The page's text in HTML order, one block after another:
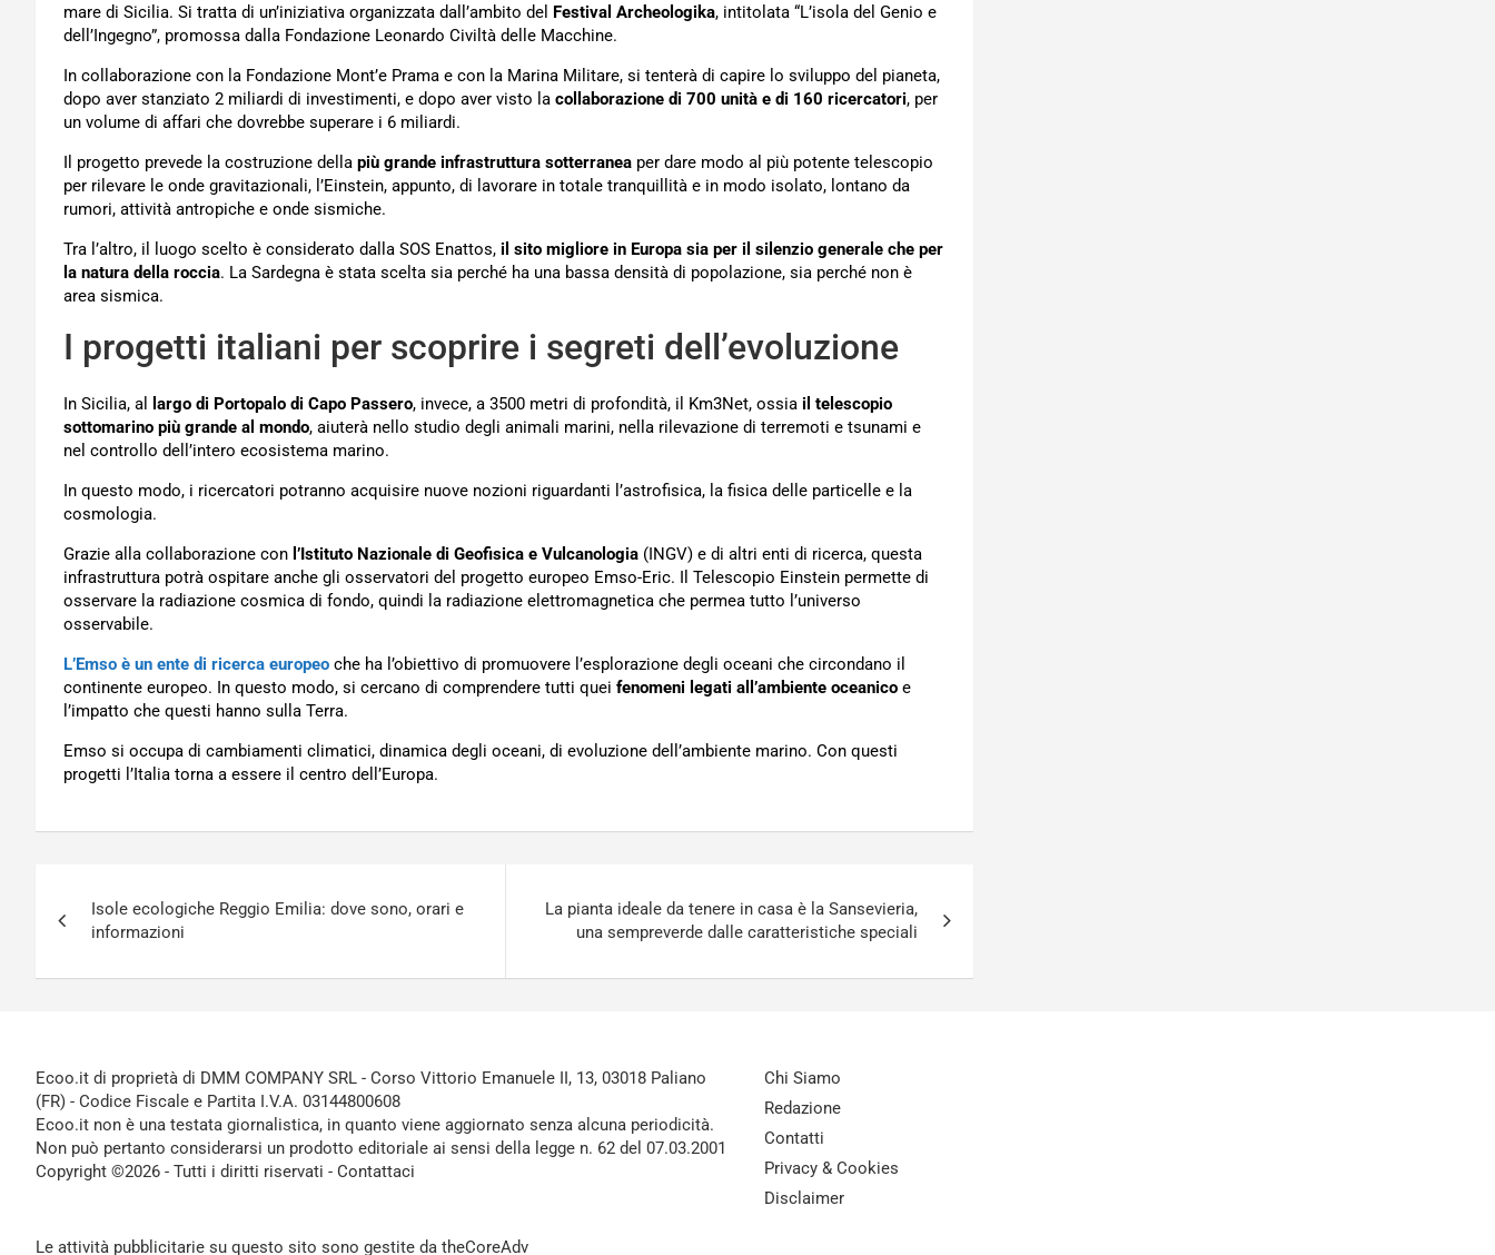
mare di Sicilia. Si tratta di un’iniziativa organizzata dall’ambito del Festival Archeologika, intitolata “L’isola del Genio e
dell’Ingegno”, promossa dalla Fondazione Leonardo Civiltà delle Macchine.
In collaborazione con la Fondazione Mont’e Prama e con la Marina Militare, si tenterà di capire lo sviluppo del pianeta,
dopo aver stanziato 2 miliardi di investimenti, e dopo aver visto la collaborazione di 700 unità e di 160 ricercatori, per
un volume di affari che dovrebbe superare i 6 miliardi.
Il progetto prevede la costruzione della più grande infrastruttura sotterranea per dare modo al più potente telescopio
per rilevare le onde gravitazionali, l’Einstein, appunto, di lavorare in totale tranquillità e in modo isolato, lontano da
rumori, attività antropiche e onde sismiche.
Tra l’altro, il luogo scelto è considerato dalla SOS Enattos, il sito migliore in Europa sia per il silenzio generale che per
la natura della roccia. La Sardegna è stata scelta sia perché ha una bassa densità di popolazione, sia perché non è
area sismica.
I progetti italiani per scoprire i segreti dell’evoluzione
In Sicilia, al largo di Portopalo di Capo Passero, invece, a 3500 metri di profondità, il Km3Net, ossia il telescopio
sottomarino più grande al mondo, aiuterà nello studio degli animali marini, nella rilevazione di terremoti e tsunami e
nel controllo dell’intero ecosistema marino.
In questo modo, i ricercatori potranno acquisire nuove nozioni riguardanti l’astrofisica, la fisica delle particelle e la
cosmologia.
Grazie alla collaborazione con l’Istituto Nazionale di Geofisica e Vulcanologia (INGV) e di altri enti di ricerca, questa
infrastruttura potrà ospitare anche gli osservatori del progetto europeo Emso-Eric. Il Telescopio Einstein permette di
osservare la radiazione cosmica di fondo, quindi la radiazione elettromagnetica che permea tutto l’universo
osservabile.
L’Emso è un ente di ricerca europeo che ha l’obiettivo di promuovere l’esplorazione degli oceani che circondano il
continente europeo. In questo modo, si cercano di comprendere tutti quei fenomeni legati all’ambiente oceanico e
l’impatto che questi hanno sulla Terra.
Emso si occupa di cambiamenti climatici, dinamica degli oceani, di evoluzione dell’ambiente marino. Con questi
progetti l’Italia torna a essere il centro dell’Europa.
articoli
Isole ecologiche Reggio Emilia: dove sono, orari e
informazioni
La pianta ideale da tenere in casa è la Sansevieria,
una sempreverde dalle caratteristiche speciali
Ecoo.it di proprietà di DMM COMPANY SRL - Corso Vittorio Emanuele II, 13, 03018 Paliano
(FR) - Codice Fiscale e Partita I.V.A. 03144800608
Ecoo.it non è una testata giornalistica, in quanto viene aggiornato senza alcuna periodicità.
Non può pertanto considerarsi un prodotto editoriale ai sensi della legge n. 62 del 07.03.2001
Copyright ©2026 - Tutti i diritti riservati - Contattaci
Le attività pubblicitarie su questo sito sono gestite da theCoreAdv
Chi Siamo
Redazione
Contatti
Privacy & Cookies
Disclaimer